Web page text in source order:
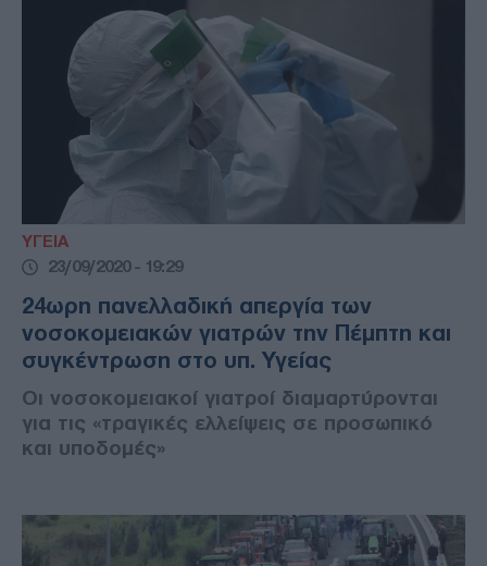
ΥΓΕΙΑ
23/09/2020 - 19:29
24ωρη πανελλαδική απεργία των
νοσοκομειακών γιατρών την Πέμπτη και
συγκέντρωση στο υπ. Υγείας
Οι νοσοκομειακοί γιατροί διαμαρτύρονται
για τις «τραγικές ελλείψεις σε προσωπικό
και υποδομές»